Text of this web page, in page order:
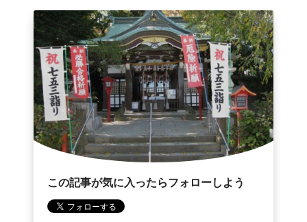
この記事が気に入ったらフォローしよう